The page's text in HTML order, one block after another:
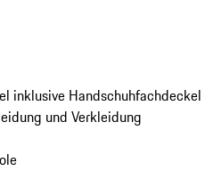
inklusive Handschuhfachdeckel
und Verkleidung